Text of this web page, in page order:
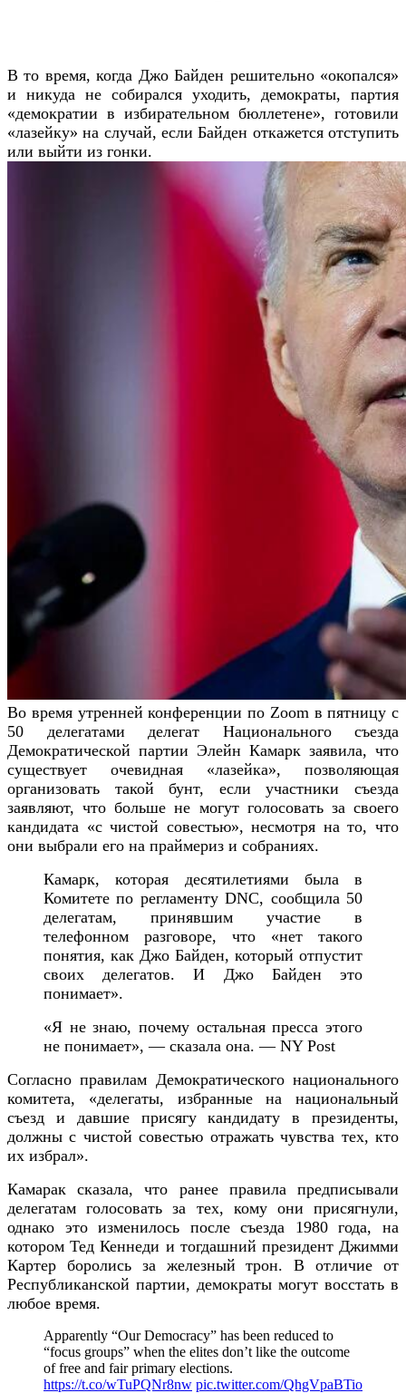
В то время, когда Джо Байден решительно «окопался»
и никуда не собирался уходить, демократы, партия
«демократии в избирательном бюллетене», готовили
«лазейку» на случай, если Байден откажется отступить
или выйти из гонки.
Во время утренней конференции по Zoom в пятницу с
50 делегатами делегат Национального съезда
Демократической партии Элейн Камарк заявила, что
существует очевидная «лазейка», позволяющая
организовать такой бунт, если участники съезда
заявляют, что больше не могут голосовать за своего
кандидата «с чистой совестью», несмотря на то, что
они выбрали его на праймериз и собраниях.
Камарк, которая десятилетиями была в
Комитете по регламенту DNC, сообщила 50
делегатам, принявшим участие в
телефонном разговоре, что «нет такого
понятия, как Джо Байден, который отпустит
своих делегатов. И Джо Байден это
понимает».
«Я не знаю, почему остальная пресса этого
не понимает», — сказала она. — NY Post
Согласно правилам Демократического национального
комитета, «делегаты, избранные на национальный
съезд и давшие присягу кандидату в президенты,
должны с чистой совестью отражать чувства тех, кто
их избрал».
Камарак сказала, что ранее правила предписывали
делегатам голосовать за тех, кому они присягнули,
однако это изменилось после съезда 1980 года, на
котором Тед Кеннеди и тогдашний президент Джимми
Картер боролись за железный трон. В отличие от
Республиканской партии, демократы могут восстать в
любое время.
Apparently “Our Democracy” has been reduced to
“focus groups” when the elites don’t like the outcome
of free and fair primary elections.
https://t.co/wTuPQNr8nw pic.twitter.com/QhgVpaBTio